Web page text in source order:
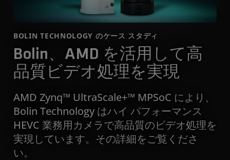
BOLIN TECHNOLOGY のケース スタディ
Bolin、AMD を活用して高
品質ビデオ処理を実現
AMD Zynq™ UltraScale+™ MPSoC により、
Bolin Technology はハイ パフォーマンス
HEVC 業務用カメラで高品質のビデオ処理を
実現しています。その詳細をご覧くださ
い。